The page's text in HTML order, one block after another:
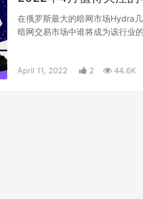
在俄罗斯最大的暗网市场Hydra
暗网交易市场中谁将成为该行业的
April 11, 2022 2 44.6K